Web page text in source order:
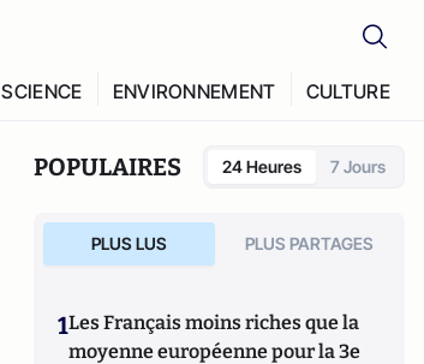
SCIENCE ENVIRONNEMENT CULTURE
POPULAIRES 24 Heures 7 Jours
PLUS LUS PLUS PARTAGES
1Les Français moins riches que la
moyenne européenne pour la 3e